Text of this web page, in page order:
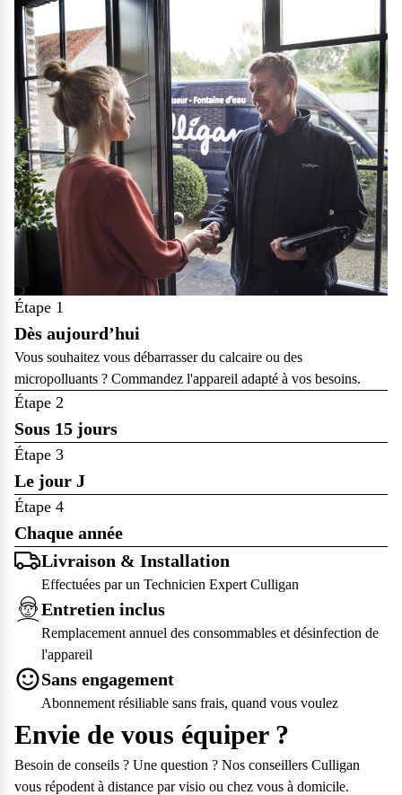
Étape 1
Dès aujourd’hui
Vous souhaitez vous débarrasser du calcaire ou des
micropolluants ? Commandez l'appareil adapté à vos besoins.
Étape 2
Sous 15 jours
Nous planifions avec vous la date d’installation et de mise en
service de votre appareil.
Étape 3
Le jour J
Un Technicien Expert Culligan installe votre matériel de
traitement de l'eau dans les règles de l'art et en s'adaptant à vos
contraintes.
Étape 4
Chaque année
Votre Technicien Culligan assure l'entretien votre appareil, afin
d’optimiser son efficacité et de prolonger sa durée de vie.
Livraison & Installation
Effectuées par un Technicien Expert Culligan
Entretien inclus
Remplacement annuel des consommables et désinfection de
l'appareil
Sans engagement
Abonnement résiliable sans frais, quand vous voulez
Envie de vous équiper ?
Besoin de conseils ? Une question ? Nos conseillers Culligan
vous répodent à distance par visio ou chez vous à domicile.